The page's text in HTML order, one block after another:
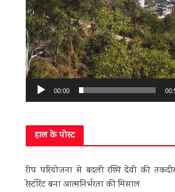
00:00
हाल के पोस्ट
रीप परियोजना से बदली रश्मि देवी की
रेस्टोरेंट बना आत्मनिर्भरता की मिसाल